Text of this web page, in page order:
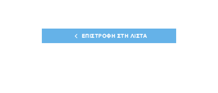
ΕΠΙΣΤΡΟΦΗ ΣΤΗ ΛΙΣΤΑ